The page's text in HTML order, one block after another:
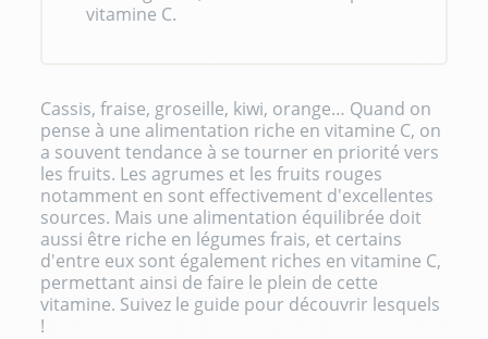
vitamine C.
Cassis, fraise, groseille, kiwi, orange… Quand on
pense à une alimentation riche en vitamine C, on
a souvent tendance à se tourner en priorité vers
les fruits. Les agrumes et les fruits rouges
notamment en sont effectivement d'excellentes
sources. Mais une alimentation équilibrée doit
aussi être riche en légumes frais, et certains
d'entre eux sont également riches en vitamine C,
permettant ainsi de faire le plein de cette
vitamine. Suivez le guide pour découvrir lesquels
!